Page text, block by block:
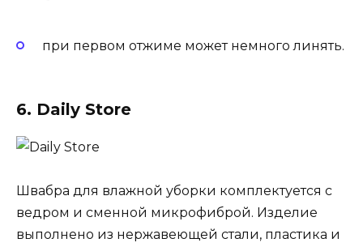
при первом отжиме может немного линять.
6. Daily Store
Швабра для влажной уборки комплектуется с
ведром и сменной микрофиброй. Изделие
выполнено из нержавеющей стали, пластика и